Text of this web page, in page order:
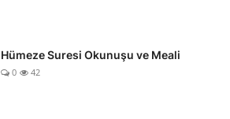
Hümeze Suresi Okunuşu ve Meali
0 42